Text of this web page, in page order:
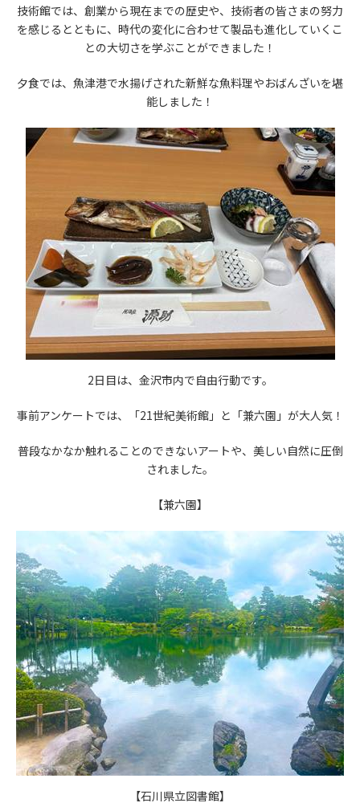
技術館では、創業から現在までの歴史や、技術者の皆さまの努力
を感じるとともに、時代の変化に合わせて製品も進化していくこ
との大切さを学ぶことができました！
夕食では、魚津港で水揚げされた新鮮な魚料理やおばんざいを堪
能しました！
2日目は、金沢市内で自由行動です。
事前アンケートでは、「21世紀美術館」と「兼六園」が大人気！
普段なかなか触れることのできないアートや、美しい自然に圧倒
されました。
【兼六園】
【石川県立図書館】